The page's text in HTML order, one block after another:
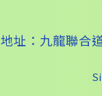
地址：九龍聯合